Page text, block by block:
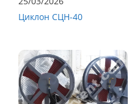
Циклон СЦН-40